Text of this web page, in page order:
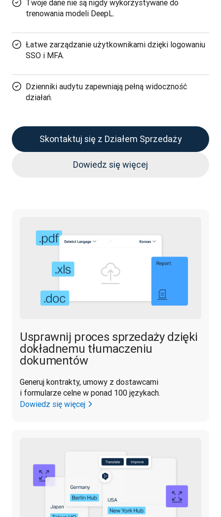
Twoje dane nie są nigdy wykorzystywane do
trenowania modeli DeepL.
Łatwe zarządzanie użytkownikami dzięki logowaniu
SSO i MFA.
Dzienniki audytu zapewniają pełną widoczność
działań.
Skontaktuj się z Działem Sprzedaży
Dowiedz się więcej
Usprawnij proces sprzedaży dzięki
dokładnemu tłumaczeniu
dokumentów
Generuj kontrakty, umowy z dostawcami
i formularze celne w ponad 100 językach.
Dowiedz się więcej